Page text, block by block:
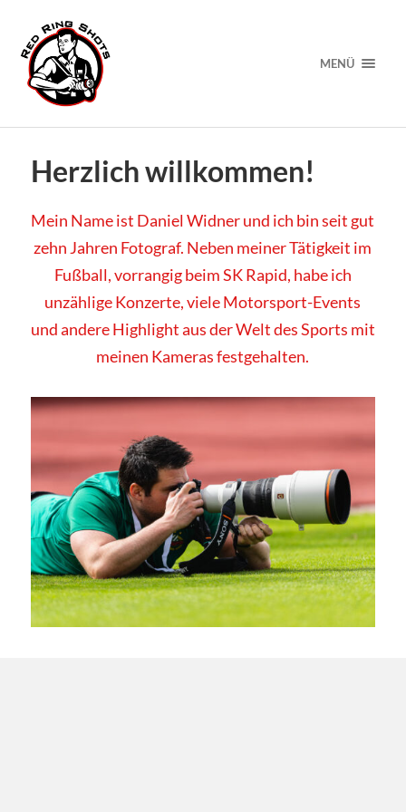
MENÜ
Herzlich willkommen!
Mein Name ist Daniel Widner und ich bin seit gut
zehn Jahren Fotograf. Neben meiner Tätigkeit im
Fußball, vorrangig beim SK Rapid, habe ich
unzählige Konzerte, viele Motorsport-Events
und andere Highlight aus der Welt des Sports mit
meinen Kameras festgehalten.